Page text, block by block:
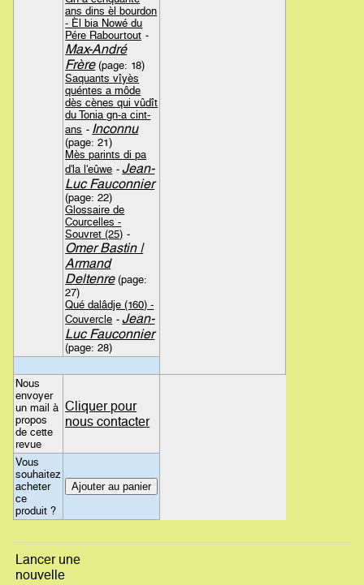
ans dins èl bourdon
- Èl bia Nowé du
Pére Rabourtout -
Max-André
Frère(page: 18)
Saquants vîyès
quéntes a môde
dès cènes qui vûdît
du Tonia gn-a cint-
ans - Inconnu
(page: 21)
Mès parints di pa
d'la l'eûwe -Jean-
Luc Fauconnier
(page: 22)
Glossaire de
Courcelles -
Souvret (25) -
Omer Bastin |
Armand
Deltenre(page:
27)
Qué dalâdje (160) -
Couvercle -Jean-
Luc Fauconnier
(page: 28)
Nous
envoyer
un mail à
propos
de cette
revue
Cliquer pour
nous contacter
Vous
souhaitez
acheter
ce
produit ?
Lancer une
nouvelle